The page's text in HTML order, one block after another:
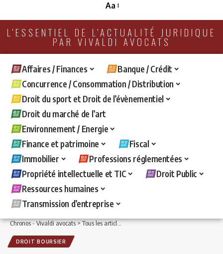
Aa
L'ESSENTIEL DE L'ACTUALITÉ JURIDIQUE
PAR VIVALDI AVOCATS
Affaires / Finances
Banque / Crédit
Concurrence / Consommation / Distribution
Droit du sport et Droit de l’évènementiel
Droit du marché de l’art
Environnement / Energie
Finance et patrimoine
Fiscal
Immobilier
Professions réglementées
Propriété intellectuelle et TIC
Droit Public
Ressources humaines
Transmission d’entreprise
Chronos - Vivaldi avocats>Tous les articles >Affaires / Finances>Droit boursier
DROIT BOURSIER